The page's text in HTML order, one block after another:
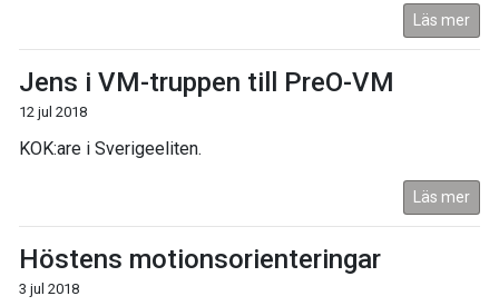
Läs mer
Jens i VM-truppen till PreO-VM
12 jul 2018
KOK:are i Sverigeeliten.
Läs mer
Höstens motionsorienteringar
3 jul 2018